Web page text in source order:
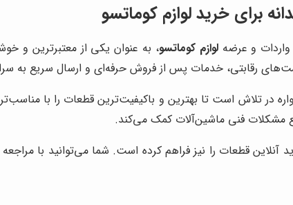
برای خرید لوازم کوماتسو
واردات و عرضهلوازم کوماتسو، به عنوان یکی از معتبرترین و
رقابتی، خدمات پس از فروش حرفه‌ای و ارسال سریع به
در تلاش است تا بهترین و باکیفیت‌ترین قطعات را با
مشکلات فنی ماشین‌آلات کمک می‌کند.
آنلاین قطعات را نیز فراهم کرده است. شما می‌توانید با